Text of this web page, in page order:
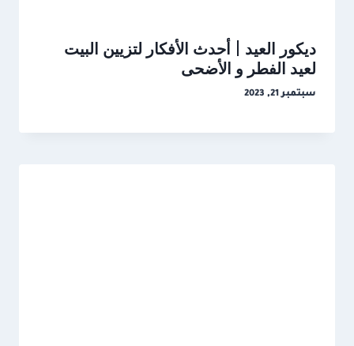
ديكور العيد | أحدث الأفكار لتزيين البيت
لعيد الفطر و الأضحى
سبتمبر 21, 2023